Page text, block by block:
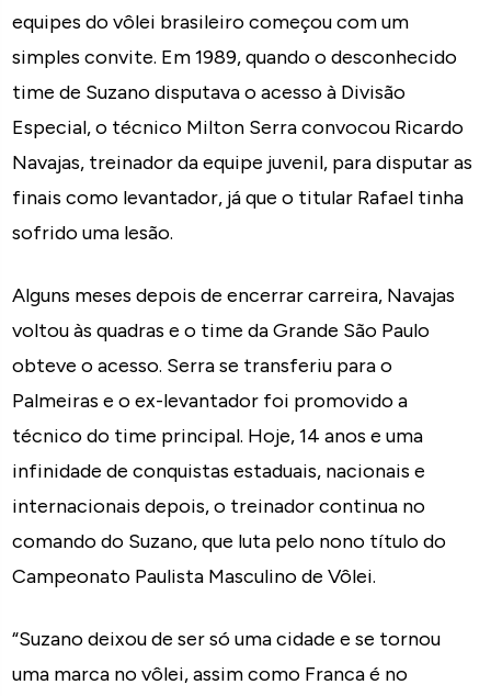
equipes do vôlei brasileiro começou com um
simples convite. Em 1989, quando o desconhecido
time de Suzano disputava o acesso à Divisão
Especial, o técnico Milton Serra convocou Ricardo
Navajas, treinador da equipe juvenil, para disputar as
finais como levantador, já que o titular Rafael tinha
sofrido uma lesão.
Alguns meses depois de encerrar carreira, Navajas
voltou às quadras e o time da Grande São Paulo
obteve o acesso. Serra se transferiu para o
Palmeiras e o ex-levantador foi promovido a
técnico do time principal. Hoje, 14 anos e uma
infinidade de conquistas estaduais, nacionais e
internacionais depois, o treinador continua no
comando do Suzano, que luta pelo nono título do
Campeonato Paulista Masculino de Vôlei.
“Suzano deixou de ser só uma cidade e se tornou
uma marca no vôlei, assim como Franca é no